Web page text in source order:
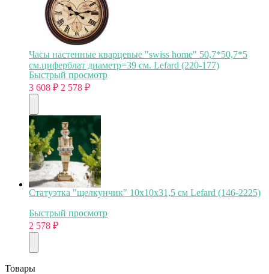
Часы настенные кварцевые "swiss home" 50,7*50,7*5
см.циферблат диаметр=39 см. Lefard (220-177)
Быстрый просмотр
3 608 ₽ 2 578 ₽
Статуэтка "щелкунчик" 10х10х31,5 см Lefard (146-2225)
Быстрый просмотр
2 578 ₽
Товары